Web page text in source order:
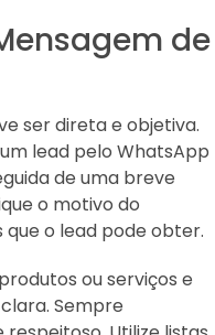
de
ser direta e objetiva.
lead pelo WhatsApp
de uma breve
o motivo do
o lead pode obter.
ou serviços e
Sempre